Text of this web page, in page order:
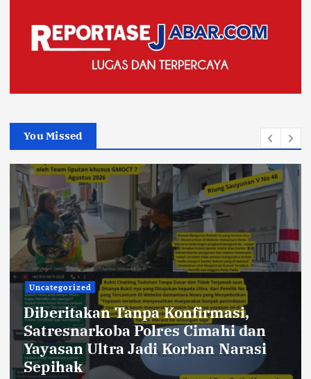
You Missed
Uncategorized
234SC Kota Bandung Gelar Aksi
Berbagi Sembako untuk Ringankan
Beban Masyarakat